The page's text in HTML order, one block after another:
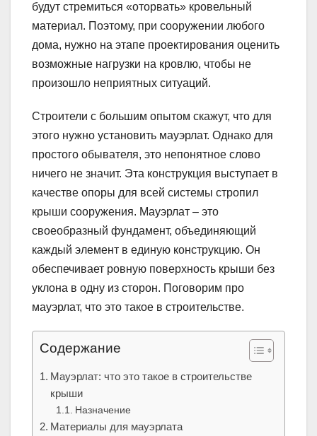
будут стремиться «оторвать» кровельный
материал. Поэтому, при сооружении любого
дома, нужно на этапе проектирования оценить
возможные нагрузки на кровлю, чтобы не
произошло неприятных ситуаций.
Строители с большим опытом скажут, что для
этого нужно установить мауэрлат. Однако для
простого обывателя, это непонятное слово
ничего не значит. Эта конструкция выступает в
качестве опоры для всей системы стропил
крыши сооружения. Мауэрлат – это
своеобразный фундамент, объединяющий
каждый элемент в единую конструкцию. Он
обеспечивает ровную поверхность крыши без
уклона в одну из сторон. Поговорим про
мауэрлат, что это такое в строительстве.
Содержание
Мауэрлат: что это такое в строительстве
крыши
Назначение
Материалы для мауэрлата